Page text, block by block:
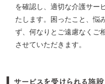
を確認し、適切な介護サー
たします。困ったこと、悩
ず、何なりとご遠慮なくご
させていただきます。